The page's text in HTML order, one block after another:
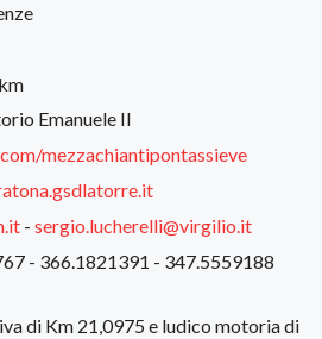
Emanuele II
mezzachiantipontassieve
-sergio.lucherelli@virgilio.it
- 366.1821391 - 347.5559188
di Km 21,0975 e ludico motoria di